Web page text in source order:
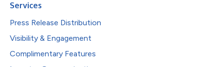
Services
Press Release Distribution
Visibility & Engagement
Complimentary Features